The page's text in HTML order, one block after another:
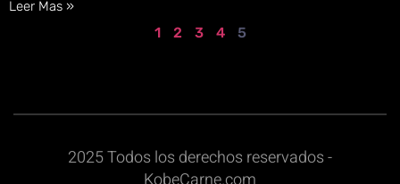
Leer Mas »
1 2 3 4 5
2025 Todos los derechos reservados -